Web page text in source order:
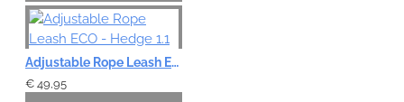
Adjustable Rope Leash ECO - Hedge 1.1
€ 49,95